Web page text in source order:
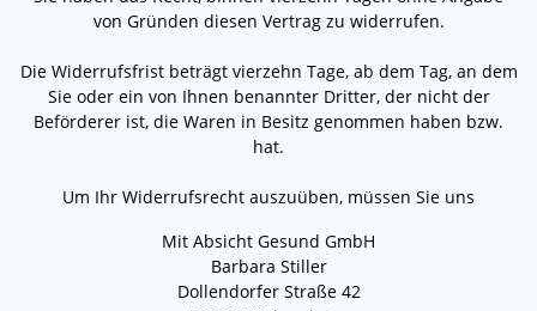
von Gründen diesen Vertrag zu widerrufen.
Die Widerrufsfrist beträgt vierzehn Tage, ab dem Tag, an dem
Sie oder ein von Ihnen benannter Dritter, der nicht der
Beförderer ist, die Waren in Besitz genommen haben bzw.
hat.
Um Ihr Widerrufsrecht auszuüben, müssen Sie uns
Mit Absicht Gesund GmbH
Barbara Stiller
Dollendorfer Straße 42